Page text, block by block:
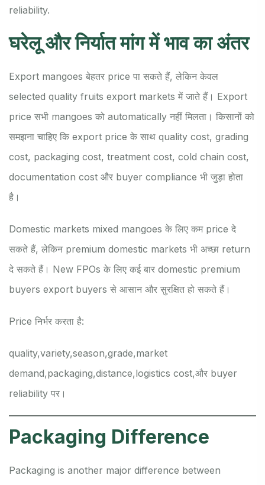
reliability.
घरेलू और निर्यात मांग में भाव का अंतर
Export mangoes बेहतर price पा सकते हैं, लेकिन केवल
selected quality fruits export markets में जाते हैं। Export
price सभी mangoes को automatically नहीं मिलता। किसानों को
समझना चाहिए कि export price के साथ quality cost, grading
cost, packaging cost, treatment cost, cold chain cost,
documentation cost और buyer compliance भी जुड़ा होता
है।
Domestic markets mixed mangoes के लिए कम price दे
सकते हैं, लेकिन premium domestic markets भी अच्छा return
दे सकते हैं। New FPOs के लिए कई बार domestic premium
buyers export buyers से आसान और सुरक्षित हो सकते हैं।
Price निर्भर करता है:
quality,variety,season,grade,market
demand,packaging,distance,logistics cost,और buyer
reliability पर।
Packaging Difference
Packaging is another major difference between